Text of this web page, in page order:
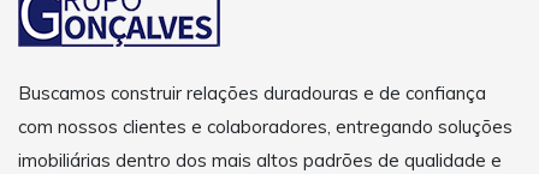
Buscamos construir relações duradouras e de confiança
com nossos clientes e colaboradores, entregando soluções
imobiliárias dentro dos mais altos padrões de qualidade e